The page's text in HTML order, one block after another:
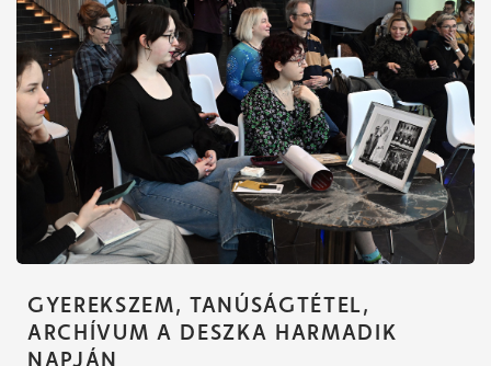
GYEREKSZEM, TANÚSÁGTÉTEL,
ARCHÍVUM A DESZKA HARMADIK
NAPJÁN